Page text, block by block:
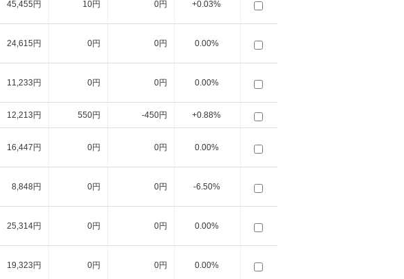
45,455円 10円 0円 +0.03%
24,615円 0円 0円 0.00%
11,233円 0円 0円 0.00%
12,213円 550円 -450円 +0.88%
16,447円 0円 0円 0.00%
8,848円 0円 0円 -6.50%
25,314円 0円 0円 0.00%
19,323円 0円 0円 0.00%